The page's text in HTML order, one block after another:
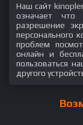
Наш сайт
означает что
разрешение
персонального
проблем
онлайн и
пользоваться
другого